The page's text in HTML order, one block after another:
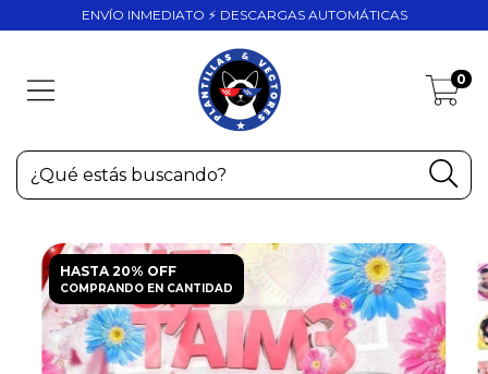
ENVÍO INMEDIATO ⚡ DESCARGAS AUTOMÁTICAS
0
HASTA 20% OFF
COMPRANDO EN CANTIDAD